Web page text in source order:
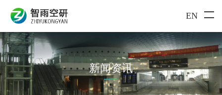
EN
新闻资讯